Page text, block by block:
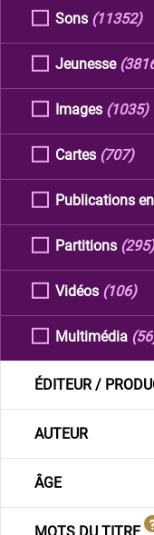
Sons (11352)
Jeunesse
Images (1035)
Cartes (707)
Publications
Partitions (295)
Vidéos (106)
Multimédia
ÉDITEUR /
AUTEUR
ÂGE